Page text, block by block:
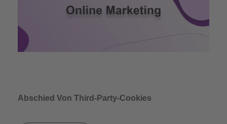
Abschied Von Third-Party-Cookies